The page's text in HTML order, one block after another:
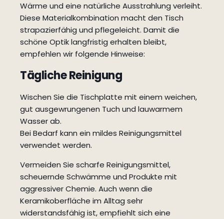
Wärme und eine natürliche Ausstrahlung verleiht.
Diese Materialkombination macht den Tisch
strapazierfähig und pflegeleicht. Damit die
schöne Optik langfristig erhalten bleibt,
empfehlen wir folgende Hinweise:
Tägliche Reinigung
Wischen Sie die Tischplatte mit einem weichen,
gut ausgewrungenen Tuch und lauwarmem
Wasser ab.
Bei Bedarf kann ein mildes Reinigungsmittel
verwendet werden.
Vermeiden Sie scharfe Reinigungsmittel,
scheuernde Schwämme und Produkte mit
aggressiver Chemie. Auch wenn die
Keramikoberfläche im Alltag sehr
widerstandsfähig ist, empfiehlt sich eine